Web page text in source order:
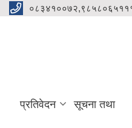
प्रतिवेदन सूचना तथा